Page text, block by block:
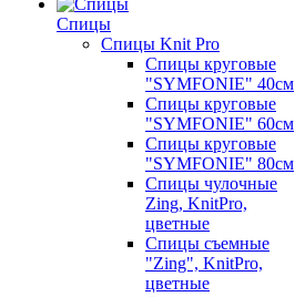
Спицы
Спицы Knit Pro
Спицы круговые
"SYMFONIE" 40см
Спицы круговые
"SYMFONIE" 60см
Спицы круговые
"SYMFONIE" 80см
Спицы чулочные
Zing, KnitPro,
цветные
Спицы съемные
"Zing", KnitPro,
цветные